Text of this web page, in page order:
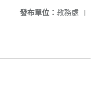
發布單位： 教務處 |